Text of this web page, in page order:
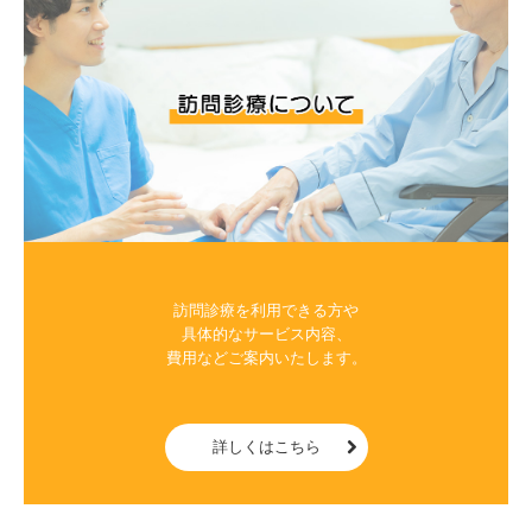
訪問診療を利用できる方や
具体的なサービス内容、
費用などご案内いたします。
詳しくはこちら